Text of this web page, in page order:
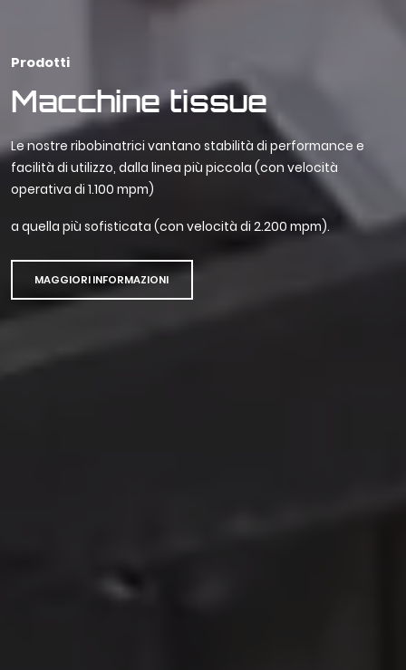
Prodotti
Macchine tissue
Le nostre ribobinatrici vantano stabilità di performance e
facilità di utilizzo, dalla linea più piccola (con velocità
operativa di 1.100 mpm)
a quella più sofisticata (con velocità di 2.200 mpm).
MAGGIORI INFORMAZIONI